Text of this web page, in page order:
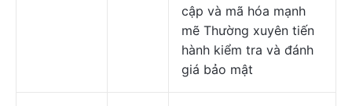
cập và mã hóa mạnh
mẽ Thường xuyên tiến
hành kiểm tra và đánh
giá bảo mật